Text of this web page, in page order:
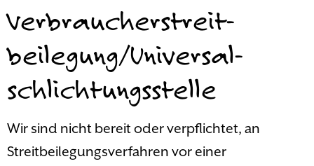
Verbraucher­streit­
beilegung/Universal­
schlichtungs­stelle
Wir sind nicht bereit oder verpflichtet, an
Streitbeilegungsverfahren vor einer